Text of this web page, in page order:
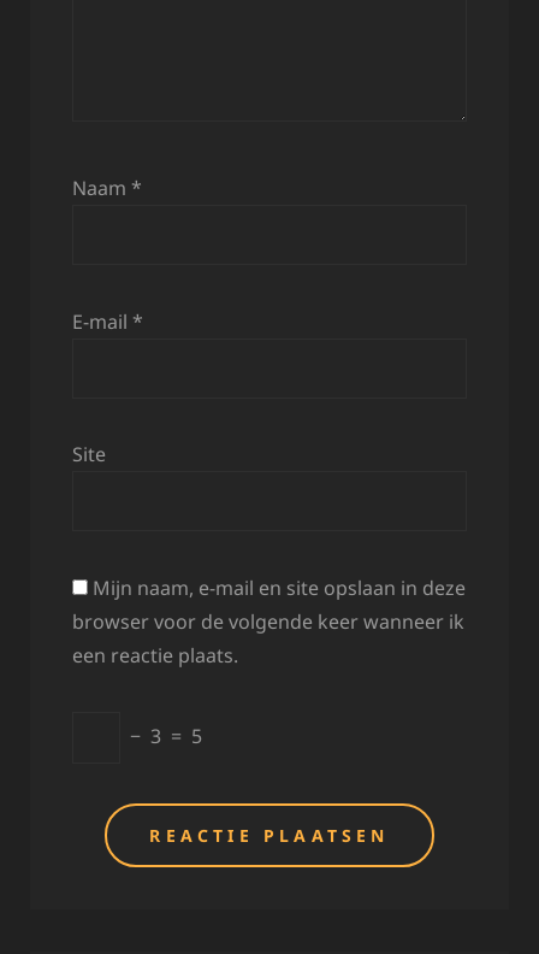
Naam *
E-mail *
Site
Mijn naam, e-mail en site opslaan in deze
browser voor de volgende keer wanneer ik
een reactie plaats.
− 3 = 5